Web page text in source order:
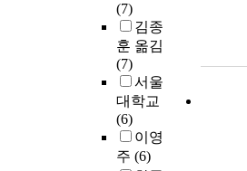
(7)
김종
훈 옮김
(7)
서울
대학교
(6)
이영
주 (6)